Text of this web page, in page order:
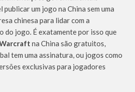
publicar um jogo na China sem uma
chinesa para lidar com a
do jogo. É exatamente por isso que
na China são gratuitos,
tem uma assinatura, ou jogos como
exclusivas para jogadores